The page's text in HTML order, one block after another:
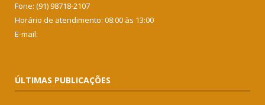
Fone: (91) 98718-2107
Horário de atendimento: 08:00 às 13:00
E-mail:
ÚLTIMAS PUBLICAÇÕES